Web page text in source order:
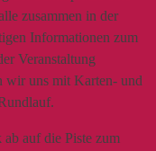
zusammen in der
Informationen zum
Veranstaltung
wir uns mit Karten- und
ab auf die Piste zum